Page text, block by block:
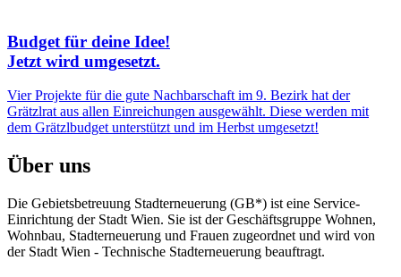
Budget für deine Idee!
Jetzt wird umgesetzt.
Vier Projekte für die gute Nachbarschaft im 9. Bezirk hat der
Grätzlrat aus allen Einreichungen ausgewählt. Diese werden mit
dem Grätzlbudget unterstützt und im Herbst umgesetzt!
Über uns
Die Gebietsbetreuung Stadterneuerung (GB*) ist eine Service-
Einrichtung der Stadt Wien. Sie ist der Geschäfts­gruppe Wohnen,
Wohnbau, Stadt­erneuerung und Frauen zugeordnet und wird von
der Stadt Wien - Technische Stadterneuerung beauftragt.